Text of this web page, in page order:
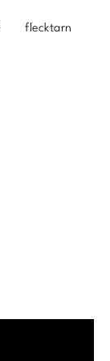
flecktarn